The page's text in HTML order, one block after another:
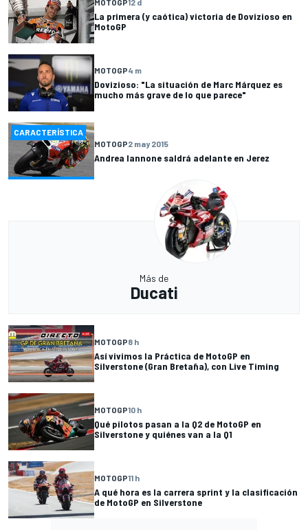
MOTOGP12 d
La primera (y caótica) victoria de Dovizioso en
MotoGP
MOTOGP4 m
Dovizioso: "La situación de Marc Márquez es
mucho más grave de lo que parece"
CARACTERÍSTICA
MOTOGP2 may 2015
Andrea Iannone saldrá adelante en Jerez
Más de
Ducati
MOTOGP8 h
Así vivimos la Práctica de MotoGP en
Silverstone (Gran Bretaña), con Live Timing
MOTOGP10 h
Qué pilotos pasan a la Q2 de MotoGP en
Silverstone y quiénes van a la Q1
MOTOGP11 h
A qué hora es la carrera sprint y la clasificación
de MotoGP en Silverstone